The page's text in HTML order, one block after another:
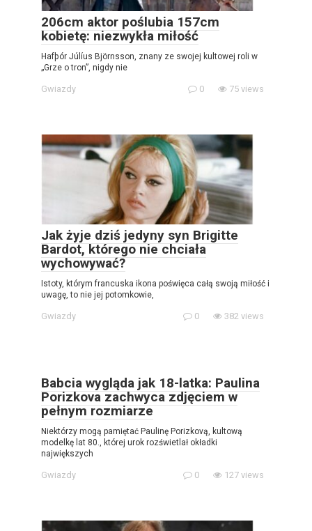
206cm aktor poślubia 157cm
kobietę: niezwykła miłość
Hafþór Júlíus Björnsson, znany ze swojej kultowej roli w
„Grze o tron”, nigdy nie
Gwiazdy 0 75 views
Jak żyje dziś jedyny syn Brigitte
Bardot, którego nie chciała
wychowywać?
Istoty, którym francuska ikona poświęca całą swoją miłość i
uwagę, to nie jej potomkowie,
Gwiazdy 0 382 views
Babcia wygląda jak 18-latka: Paulina
Porizkova zachwyca zdjęciem w
pełnym rozmiarze
Niektórzy mogą pamiętać Paulinę Porizkovą, kultową
modelkę lat 80., której urok rozświetlał okładki
największych
Gwiazdy 0 127 views